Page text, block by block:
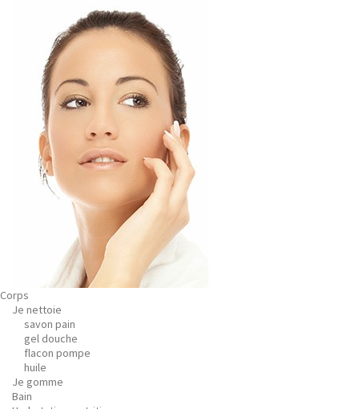
Corps
Je nettoie
savon pain
gel douche
flacon pompe
huile
Je gomme
Bain